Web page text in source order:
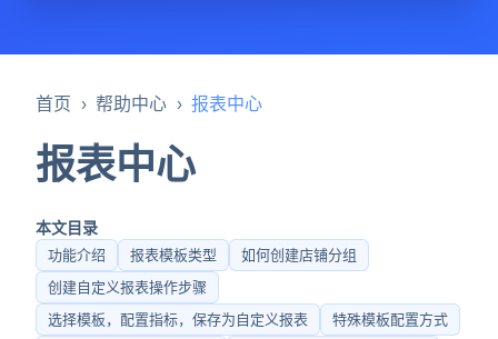
首页 › 帮助中心 › 报表中心
报表中心
本文目录
功能介绍 报表模板类型
如何创建店铺分组
创建自定义报表操作步骤
选择模板，配置指标，保存为自定义报表
特殊模板配置方式